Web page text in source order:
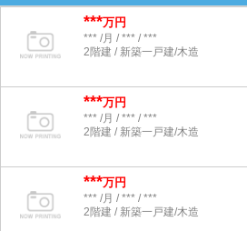
***万円
*** /月 / *** / ***
2階建 / 新築一戸建/木造
***万円
*** /月 / *** / ***
2階建 / 新築一戸建/木造
***万円
*** /月 / *** / ***
2階建 / 新築一戸建/木造